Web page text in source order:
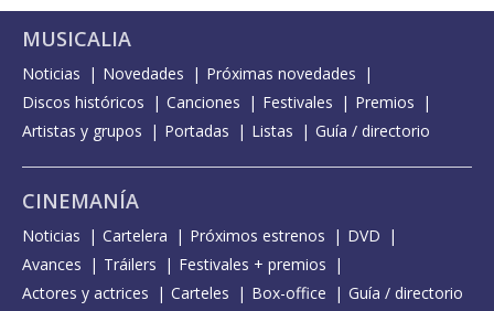
MUSICALIA
Noticias Novedades
Próximas novedades
Discos históricos
Canciones Festivales
Premios
Artistas y grupos
Portadas Listas Guía / directorio
CINEMANÍA
Noticias Cartelera Próximos estrenos
DVD
Avances
Tráilers
Festivales + premios
Actores y actrices
Carteles Box-office Guía / directorio